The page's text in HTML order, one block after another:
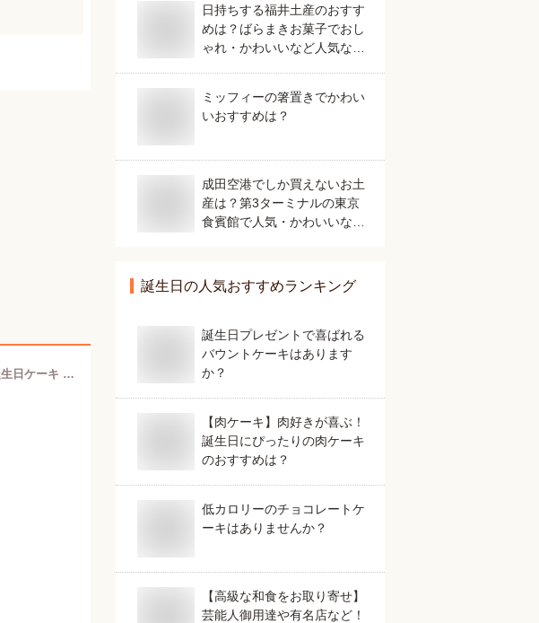
ハッピーピュアチーズ 犬 ケーキグルテンフリー 誕生日 誕生日ケーキ オーダー 無添加 誕生日ケーキ さつま芋 猫 ケーキ 小型犬 チーズケーキ 愛犬 ギフト プレゼント おやつ 健康 生乳100％ヨーグルト 小型犬 猫 ギフト お祝い プレゼント 誕生日
日持ちする福井土産のおすす
めは？ばらまきお菓子でおし
ゃれ・かわいいなど人気なも
ミッフィーの箸置きでかわい
いおすすめは？
成田空港でしか買えないお土
産は？第3ターミナルの東京
食賓館で人気・かわいいなど
誕生日 の人気おすすめランキング
誕生日プレゼントで喜ばれる
バウントケーキはあります
か？
【肉ケーキ】肉好きが喜ぶ！
誕生日にぴったりの肉ケーキ
のおすすめは？
低カロリーのチョコレートケ
ーキはありませんか？
【高級な和食をお取り寄せ】
芸能人御用達や有名店など！